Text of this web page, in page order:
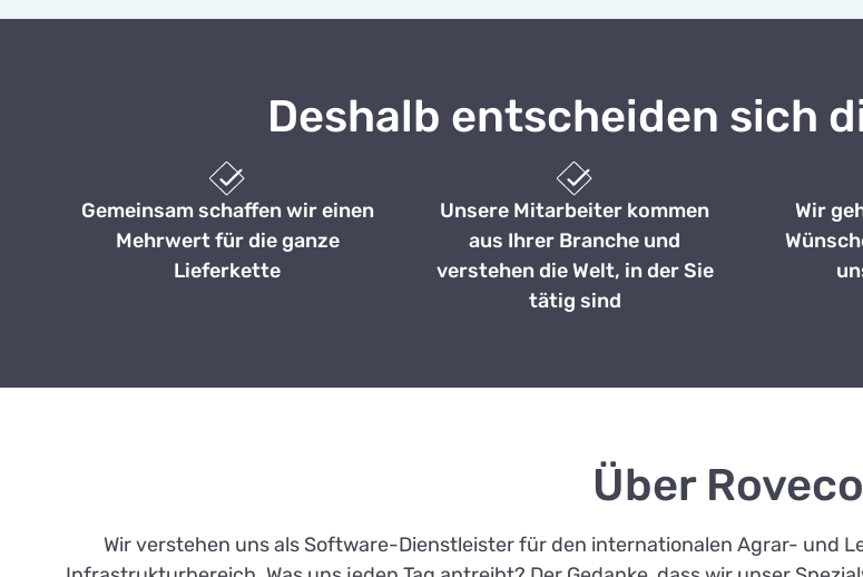
Deshalb entscheiden sich
Gemeinsam schaffen wir einen
Mehrwert für die ganze
Lieferkette
Unsere Mitarbeiter kommen
aus Ihrer Branche und
verstehen die Welt, in der Sie
tätig sind
Wir
Über
Wir verstehen uns als Software-Dienstleister für den internationalen Agrar- und